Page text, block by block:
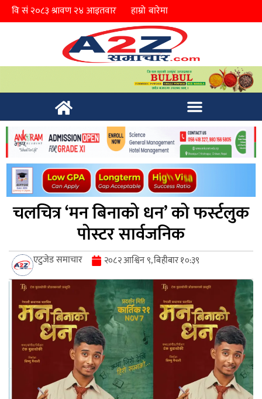
हाम्रो बारेमा
चलचित्र ‘मन बिनाको धन’ को फर्स्टलुक
पोस्टर सार्वजनिक
एटुजेड समाचार २०८२ आश्विन ९, बिहीबार १०:३९